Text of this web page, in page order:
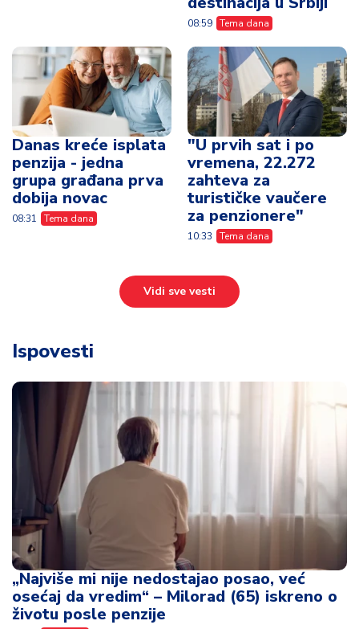
08:59 Tema dana
Danas kreće isplata
penzija - jedna
grupa građana prva
dobija novac
08:31 Tema dana
"U prvih sat i po
vremena, 22.272
zahteva za
turističke vaučere
za penzionere"
10:33 Tema dana
Vidi sve vesti
Ispovesti
„Najviše mi nije nedostajao posao, već
osećaj da vredim“ – Milorad (65) iskreno o
životu posle penzije